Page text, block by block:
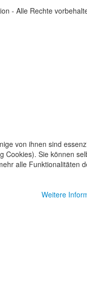
- Alle Rechte
von ihnen sind
Cookies). Sie können
alle Funktionalitäten
Weitere